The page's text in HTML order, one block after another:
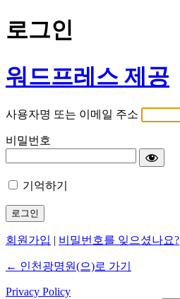
로그인
워드프레스 제공
사용자명 또는 이메일 주소
비밀번호
기억하기
회원가입 | 비밀번호를 잊으셨나요?
← 인천광명원(으)로 가기
Privacy Policy